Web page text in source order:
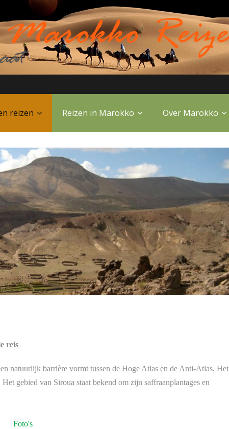
reizen Reizen in Marokko Over Marokko
reis
natuurlijk barrière vormt tussen de Hoge Atlas en de Anti-Atlas. Het
gebied van Siroua staat bekend om zijn saffraanplantages en
Foto's